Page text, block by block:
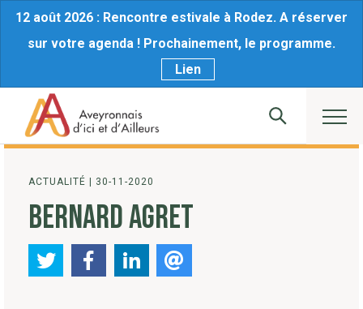
12 août 2026 : Rencontre estivale à Rodez. A réserver
sur votre agenda ! Prochainement, le programme.
Lien
ACTUALITÉ 30-11-2020
BERNARD AGRET